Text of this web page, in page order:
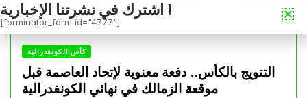
كأس الكونفدرالية
التتويج بالكأس.. دفعة معنوية لإتحاد العاصمة قبل
موقعة الزمالك في نهائي الكونفدرالية
اشترك في نشرتنا الإخبارية !
[forminator_form id="4777"]